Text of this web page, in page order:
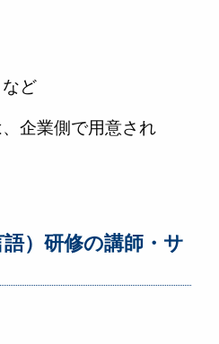
など
企業側で用意され
）研修の講師・サ